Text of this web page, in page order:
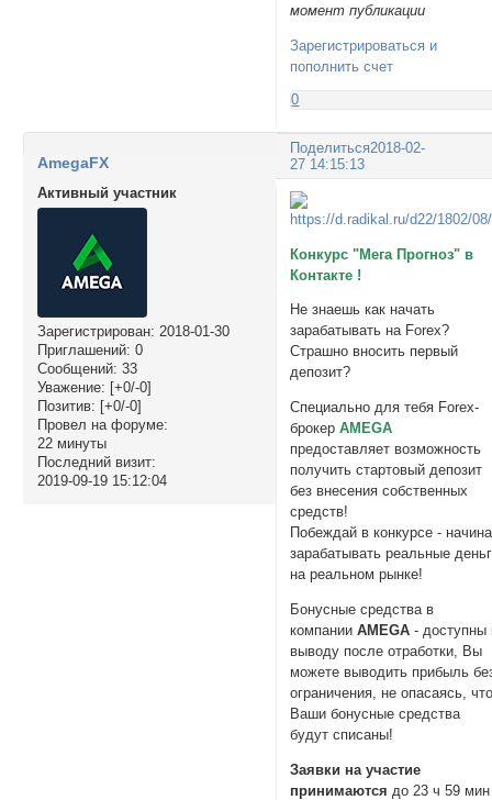
момент публикации
Зарегистрироваться и
пополнить счет
0
Поделиться2018-02-
27 14:15:13
AmegaFX
Активный участник
Зарегистрирован: 2018-01-30
Приглашений: 0
Сообщений: 33
Уважение: [+0/-0]
Позитив: [+0/-0]
Провел на форуме:
22 минуты
Последний визит:
2019-09-19 15:12:04
Конкурс "Мега Прогноз" в
Контакте !
Не знаешь как начать
зарабатывать на Forex?
Страшно вносить первый
депозит?
Специально для тебя Forex-
брокерAMEGA
предоставляет возможность
получить стартовый депозит
без внесения собственных
средств!
Побеждай в конкурсе -
зарабатывать реальные
на реальном рынке!
Бонусные средства в
компанииAMEGA - доступны
выводу после отработки, Вы
можете выводить прибыль
ограничения, не опасаясь,
Ваши бонусные средства
будут списаны!
Заявки на участие
принимаются до 23 ч 59 мин